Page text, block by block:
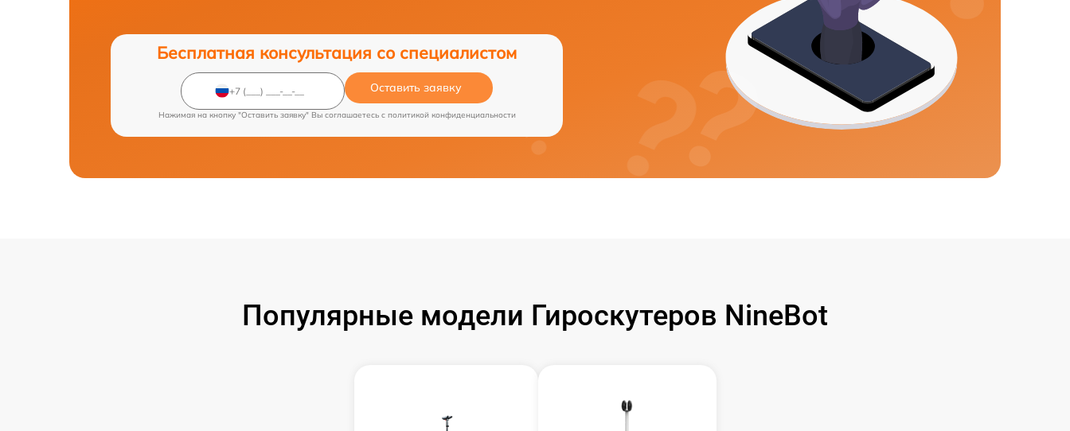
Бесплатная консультация со специалистом
Оставить заявку
Нажимая на кнопку "Оставить заявку" Вы соглашаетесь c политикой конфиденциальности
Популярные модели Гироскутеров NineBot